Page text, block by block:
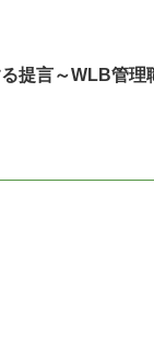
提言～WLB管理